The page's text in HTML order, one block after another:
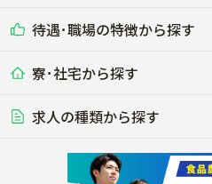
する牧場
養豚
る養豚場
レースで活躍する馬の手入れや子馬
畑・圃場で野菜・穀物を生産
稲作
農業資材･肥料
農場設備・肥料・飼料の生産・流
その他業種
研究･開発
未経験歓迎
学歴不問
50代採用実績あり
待遇･職場の特徴から探す
社会保険完備
食事補助あり
寮･社宅から探す
単身寮あり
寮･社宅相談可
求人の種類から探す
転職おまかせ求人